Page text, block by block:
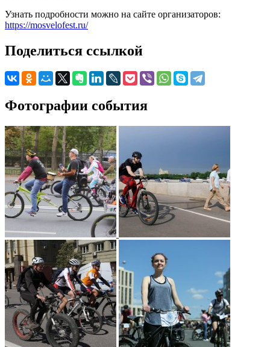
Узнать подробности можно на сайте организаторов:
https://mosvelofest.ru/
Поделиться ссылкой
Фотографии события